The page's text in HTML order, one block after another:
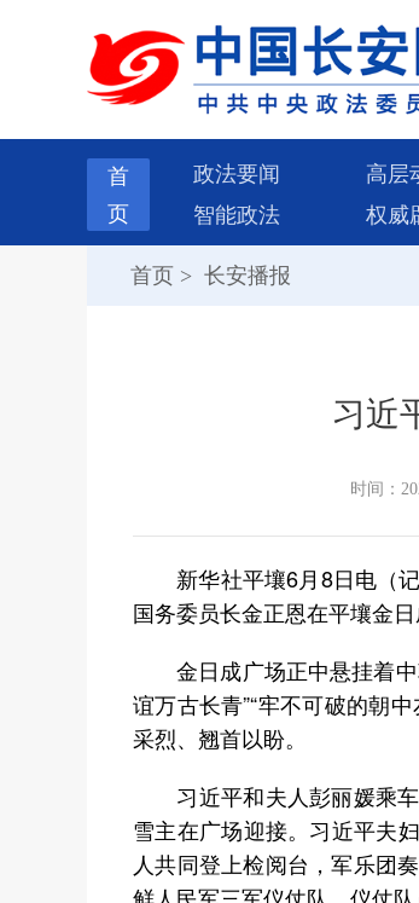
首
页
政法要闻 高层
智能政法
权威
首页 > 长安播报
习近
时间：
新华社平壤6月8日电（记
国务委员长金正恩在平壤金
金日成广场正中悬挂着中
谊万古长青”“牢不可破的朝
采烈、翘首以盼。
习近平和夫人彭丽媛乘车
雪主在广场迎接。习近平夫
人共同登上检阅台，军乐团